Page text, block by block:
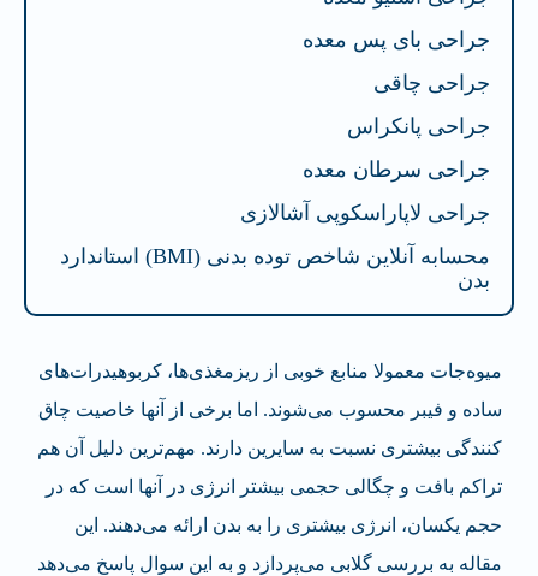
میوه‌جات معمولا منابع خوبی از ریزمغذی‌ها، کربوهیدرات‌های
ساده و فیبر محسوب می‌شوند. اما برخی از آنها خاصیت چاق
کنندگی بیشتری نسبت به سایرین دارند. مهم‌ترین دلیل آن هم
تراکم بافت و چگالی حجمی بیشتر انرژی در آنها است که در
حجم یکسان، انرژی بیشتری را به بدن ارائه می‌دهند. این
مقاله به بررسی گلابی می‌پردازد و به این سوال پاسخ می‌دهد
جراحی بای پس معده
جراحی چاقی
جراحی پانکراس
جراحی سرطان معده
جراحی لاپاراسکوپی آشالازی
محسابه آنلاین شاخص توده بدنی (BMI) استاندارد
بدن